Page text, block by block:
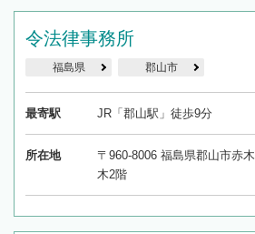
令法律事務所
福島県 郡山市
最寄駅 JR「郡山駅」徒歩9分
所在地
〒960-8006 福島県郡山市赤
木2階